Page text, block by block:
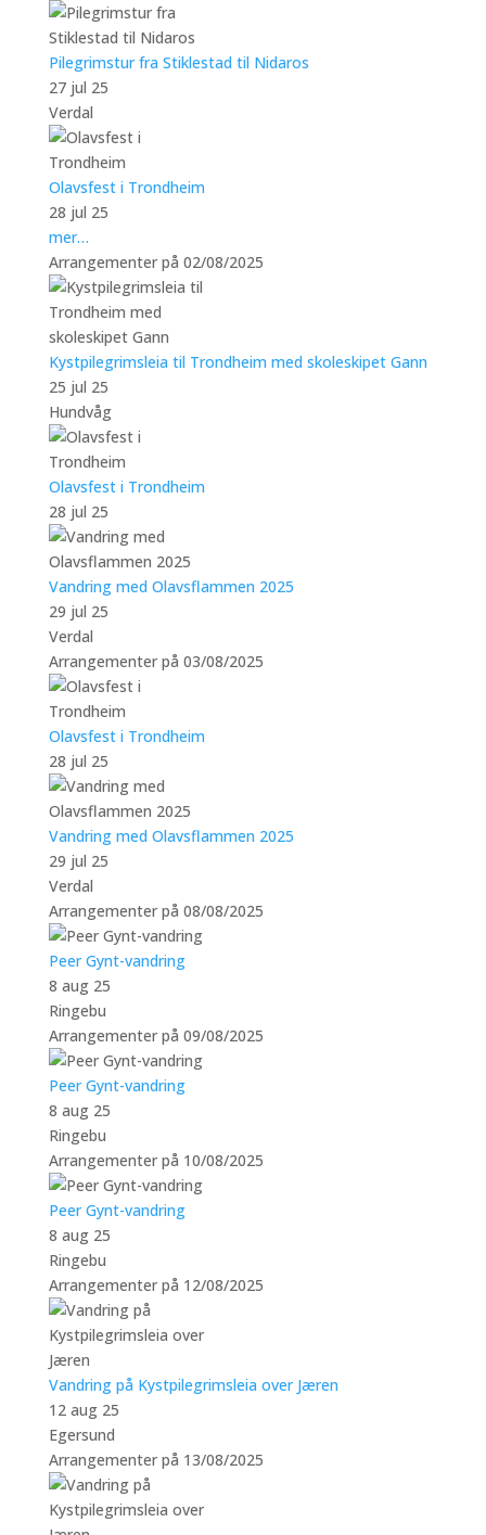
Pilegrimstur fra Stiklestad til Nidaros
27 jul 25
Verdal
Olavsfest i Trondheim
28 jul 25
mer…
Arrangementer på 02/08/2025
Kystpilegrimsleia til Trondheim med skoleskipet Gann
25 jul 25
Hundvåg
Olavsfest i Trondheim
28 jul 25
Vandring med Olavsflammen 2025
29 jul 25
Verdal
Arrangementer på 03/08/2025
Olavsfest i Trondheim
28 jul 25
Vandring med Olavsflammen 2025
29 jul 25
Verdal
Arrangementer på 08/08/2025
Peer Gynt-vandring
8 aug 25
Ringebu
Arrangementer på 09/08/2025
Peer Gynt-vandring
8 aug 25
Ringebu
Arrangementer på 10/08/2025
Peer Gynt-vandring
8 aug 25
Ringebu
Arrangementer på 12/08/2025
Vandring på Kystpilegrimsleia over Jæren
12 aug 25
Egersund
Arrangementer på 13/08/2025